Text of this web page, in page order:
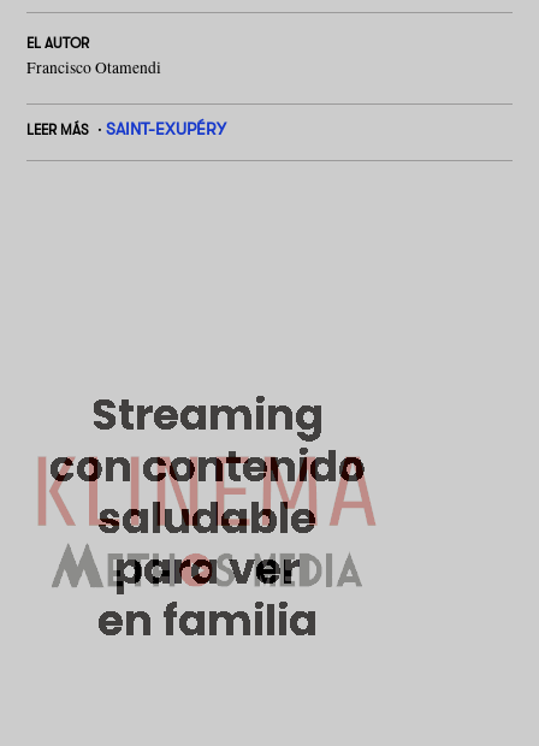
EL AUTOR
Francisco Otamendi
LEER MÁS SAINT-EXUPÉRY